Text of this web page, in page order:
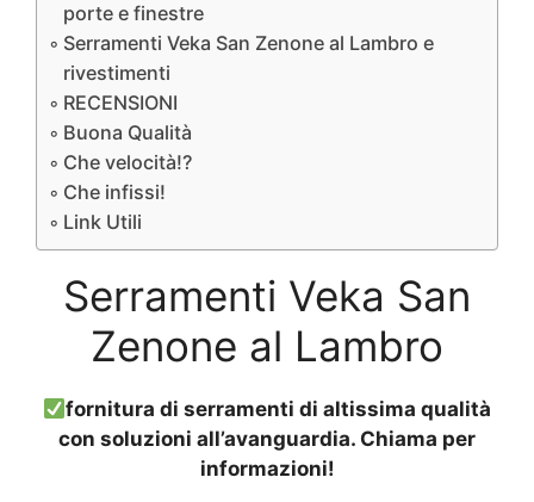
porte e finestre
Serramenti Veka San Zenone al Lambro e
rivestimenti
RECENSIONI
Buona Qualità
Che velocità!?
Che infissi!
Link Utili
Serramenti Veka San
Zenone al Lambro
fornitura di serramenti di altissima qualità
con soluzioni all’avanguardia. Chiama per
informazioni!